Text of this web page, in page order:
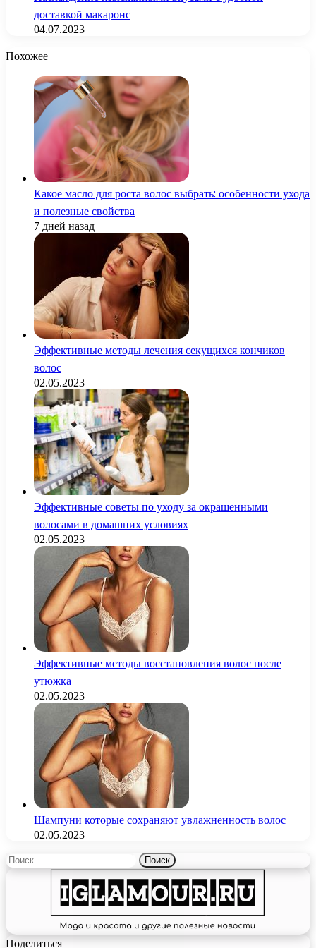
доставкой макаронс
04.07.2023
Похожее
Какое масло для роста волос выбрать: особенности ухода
и полезные свойства
7 дней назад
Эффективные методы лечения секущихся кончиков
волос
02.05.2023
Эффективные советы по уходу за окрашенными
волосами в домашних условиях
02.05.2023
Эффективные методы восстановления волос после
утюжка
02.05.2023
Шампуни которые сохраняют увлажненность волос
02.05.2023
Найти:
Поделиться